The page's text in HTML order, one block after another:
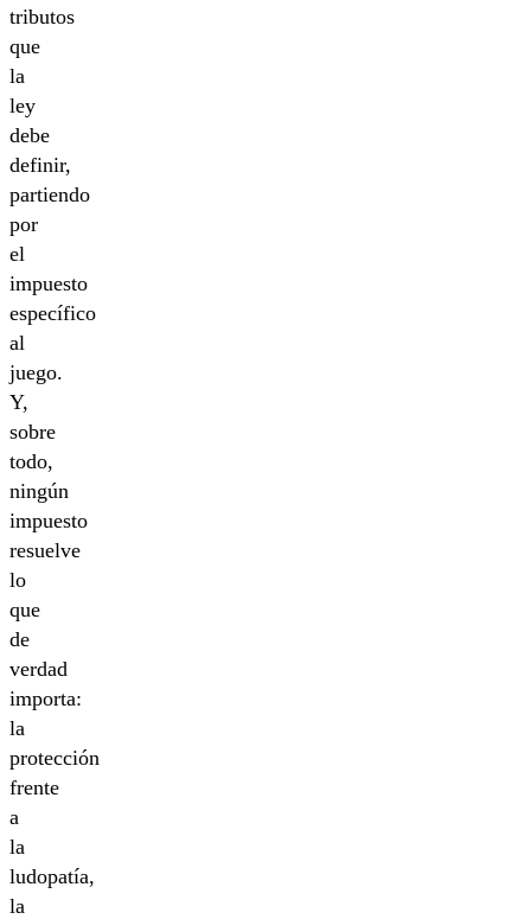
tributos
que
la
ley
debe
definir,
partiendo
por
el
impuesto
específico
al
juego.
Y,
sobre
todo,
ningún
impuesto
resuelve
lo
que
de
verdad
importa:
la
protección
frente
a
la
ludopatía,
la